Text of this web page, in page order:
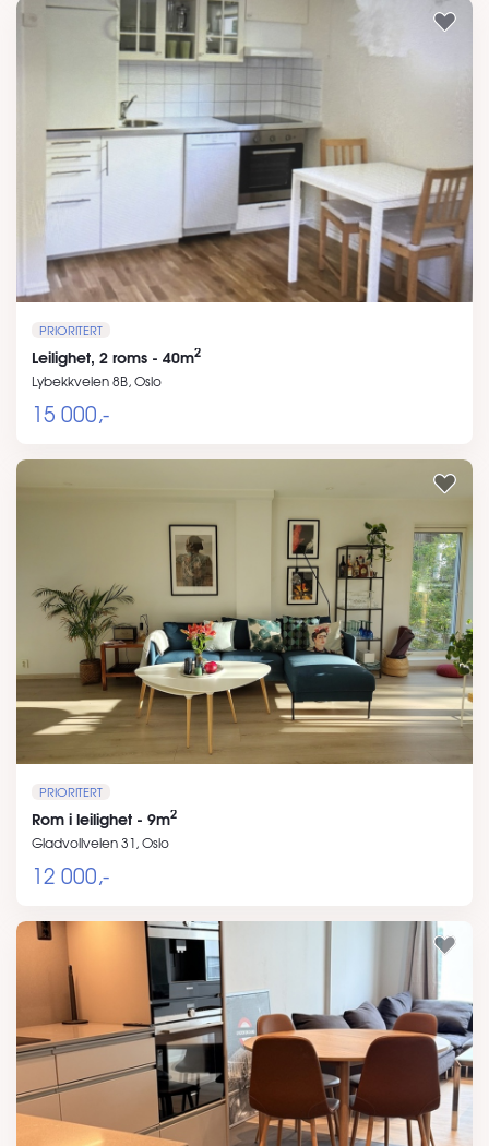
PRIORITERT
Leilighet, 2 roms - 40m2
Lybekkveien 8B, Oslo
15 000,-
PRIORITERT
Rom i leilighet - 9m2
Gladvollveien 31, Oslo
12 000,-